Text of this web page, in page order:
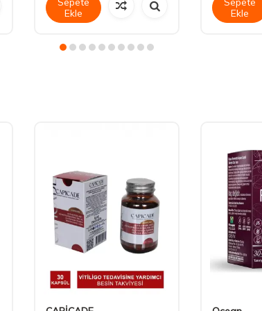
Ekle
Ekle